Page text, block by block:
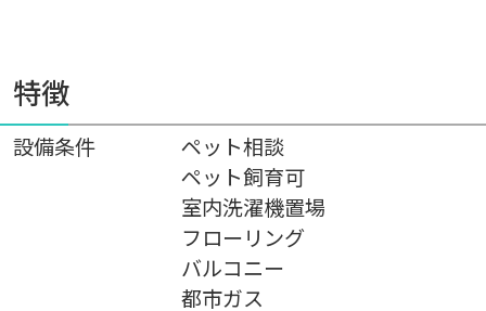
特徴
設備条件
ペット相談
ペット飼育可
室内洗濯機置場
フローリング
バルコニー
都市ガス